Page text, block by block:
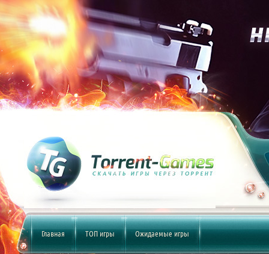
Главная ТОП игры Ожидаемые игры